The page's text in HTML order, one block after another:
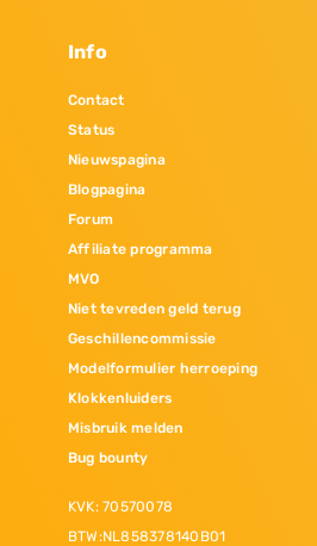
Info
Contact
Status
Nieuwspagina
Blogpagina
Forum
Affiliate programma
MVO
Niet tevreden geld terug
Geschillencommissie
Modelformulier herroeping
Klokkenluiders
Misbruik melden
Bug bounty
KVK: 70570078
BTW:NL858378140B01